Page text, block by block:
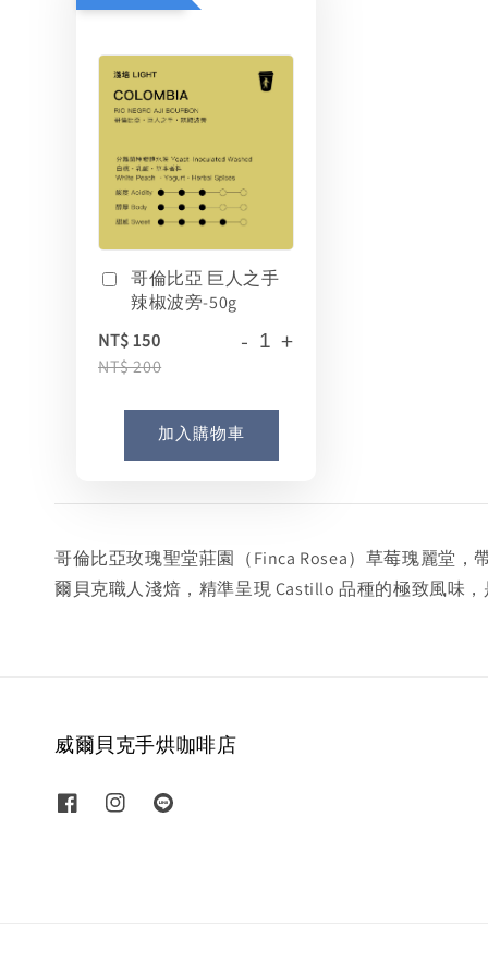
哥倫比亞 巨人之手
辣椒波旁-50g
NT$ 150
NT$ 200
- +
加入購物車
哥倫比亞玫瑰聖堂莊園（Finca Rosea）草莓瑰麗堂
爾貝克職人淺焙，精準呈現 Castillo 品種的極致風味
威爾貝克手烘咖啡店